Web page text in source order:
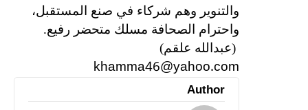
والتنوير وهم شركاء في صنع المستقبل،
واحترام الصحافة مسلك متحضر رفيع.
(عبدالله علقم)
khamma46@yahoo.com
Author